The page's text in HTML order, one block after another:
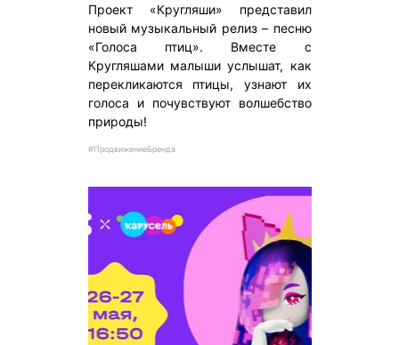
Проект «Кругляши» представил
новый музыкальный релиз – песню
«Голоса птиц». Вместе с
Кругляшами малыши услышат, как
перекликаются птицы, узнают их
голоса и почувствуют волшебство
природы!
#ПродвижениеБренда